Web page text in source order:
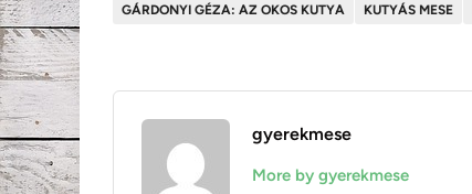
GÁRDONYI GÉZA: AZ OKOS KUTYA
KUTYÁS MESE
gyerekmese
More by gyerekmese